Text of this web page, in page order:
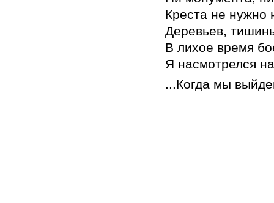
Креста не нужно
Деревьев,
В лихое время
Я насмотрелся
...Когда мы